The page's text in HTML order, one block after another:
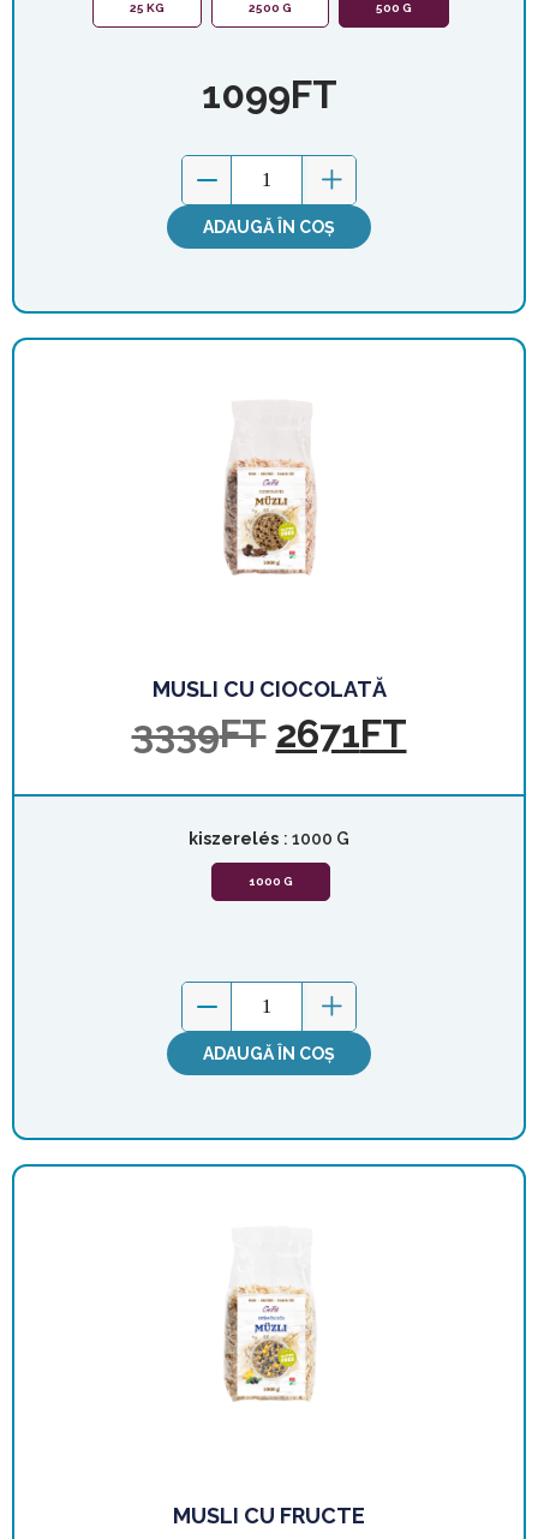
25 KG 2500 G 500 G
1099FT
ADAUGĂ ÎN COȘ
MUSLI CU CIOCOLATĂ
3339FT 2671FT
kiszerelés : 1000 G
1000 G
ADAUGĂ ÎN COȘ
MUSLI CU FRUCTE